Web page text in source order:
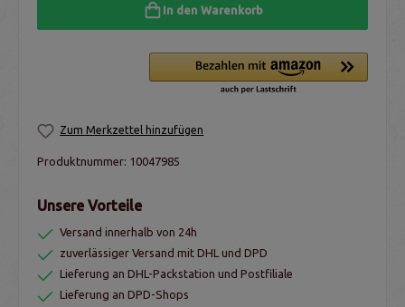
In den Warenkorb
Zum Merkzettel hinzufügen
Produktnummer: 10047985
Unsere Vorteile
Versand innerhalb von 24h
zuverlässiger Versand mit DHL und DPD
Lieferung an DHL-Packstation und Postfiliale
Lieferung an DPD-Shops